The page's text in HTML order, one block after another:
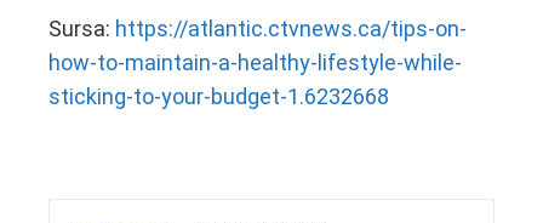
Sursa: https://atlantic.ctvnews.ca/tips-on-
how-to-maintain-a-healthy-lifestyle-while-
sticking-to-your-budget-1.6232668